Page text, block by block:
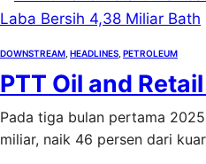
DOWNSTREAM HEADLINES PETROLEUM
PTT Oil and
Pada tiga bulan pertama
miliar, naik 46 persen dari